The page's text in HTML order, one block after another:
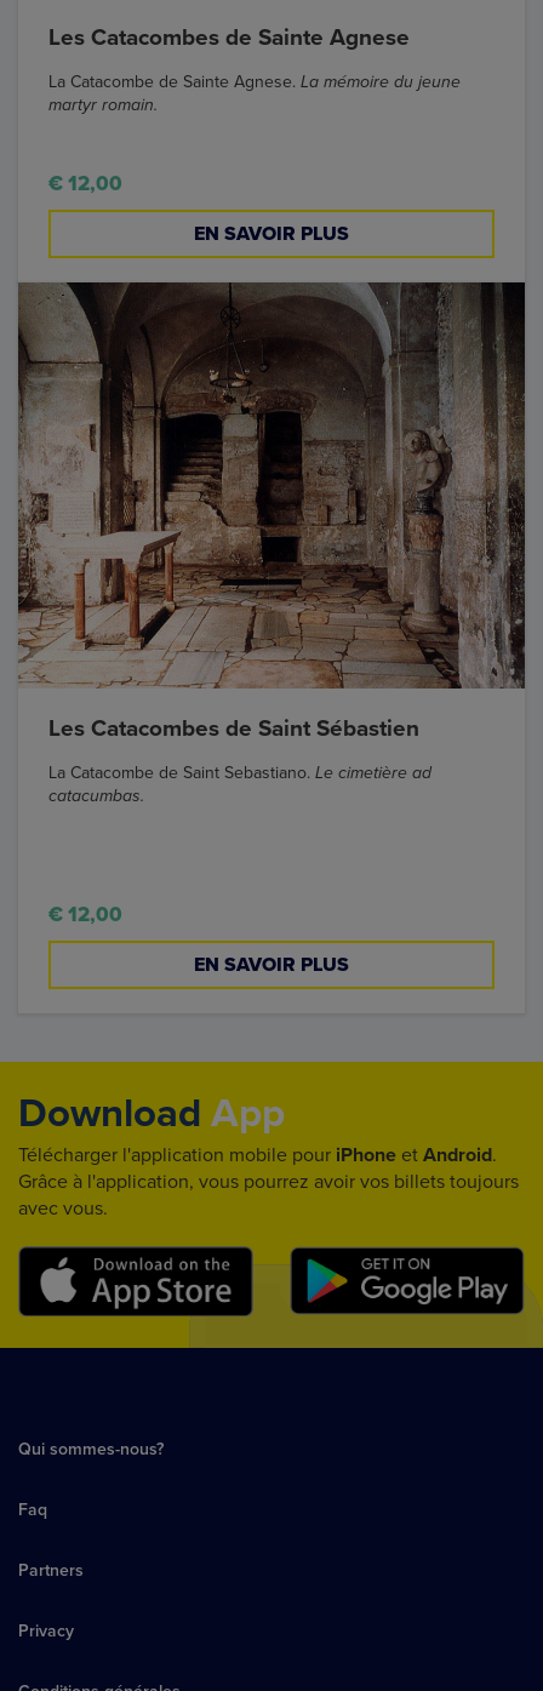
Les Catacombes de Sainte Agnese
La Catacombe de Sainte Agnese. La mémoire du jeune
martyr romain.
€ 12,00
EN SAVOIR PLUS
Les Catacombes de Saint Sébastien
La Catacombe de Saint Sebastiano. Le cimetière ad
catacumbas.
€ 12,00
EN SAVOIR PLUS
Download App
Télécharger l'application mobile pour iPhone et Android.
Grâce à l'application, vous pourrez avoir vos billets toujours
avec vous.
Qui sommes-nous?
Faq
Partners
Privacy